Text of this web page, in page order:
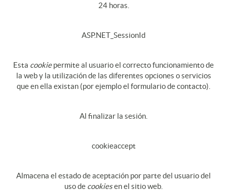
24 horas.
ASP.NET_SessionId
Esta cookiepermite al usuario el correcto funcionamiento de
la web y la utilización de las diferentes opciones o servicios
que en ella existan (por ejemplo el formulario de contacto).
Al finalizar la sesión.
cookieaccept
Almacena el estado de aceptación por parte del usuario del
uso de cookiesen el sitio web.